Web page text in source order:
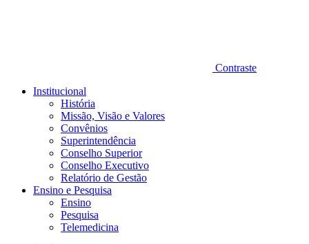
Contraste
Institucional
História
Missão, Visão e Valores
Convênios
Superintendência
Conselho Superior
Conselho Executivo
Relatório de Gestão
Ensino e Pesquisa
Ensino
Pesquisa
Telemedicina